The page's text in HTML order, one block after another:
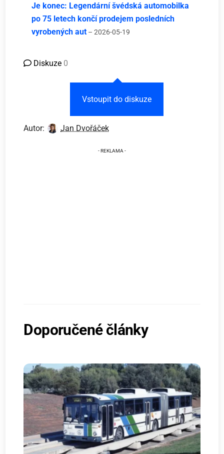
Je konec: Legendární švédská automobilka
po 75 letech končí prodejem posledních
vyrobených aut – 2026-05-19
Diskuze 0
Vstoupit do diskuze
Autor: Jan Dvořáček
Doporučené články